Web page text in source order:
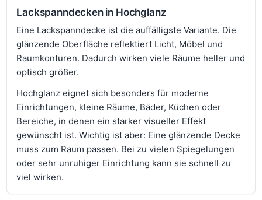
Lackspanndecken in Hochglanz
Eine Lackspanndecke ist die auffälligste Variante. Die
glänzende Oberfläche reflektiert Licht, Möbel und
Raumkonturen. Dadurch wirken viele Räume heller und
optisch größer.
Hochglanz eignet sich besonders für moderne
Einrichtungen, kleine Räume, Bäder, Küchen oder
Bereiche, in denen ein starker visueller Effekt
gewünscht ist. Wichtig ist aber: Eine glänzende Decke
muss zum Raum passen. Bei zu vielen Spiegelungen
oder sehr unruhiger Einrichtung kann sie schnell zu
viel wirken.